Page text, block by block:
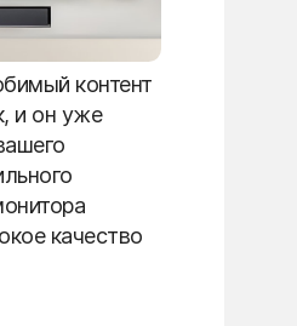
контент
и он уже
качество